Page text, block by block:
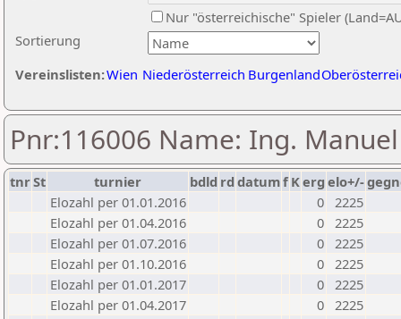
Sortierung
Nur "österreichische" Spieler
Vereinslisten:Wien Niederösterreich Burgenland
Pnr:116006 Name: Ing.
tnrSt turnier bdld rd datumf Kerg elo+/-
Elozahl per 01.01.2016
0 2225
Elozahl per 01.04.2016
0 2225
Elozahl per 01.07.2016
0 2225
Elozahl per 01.10.2016
0 2225
Elozahl per 01.01.2017
0 2225
Elozahl per 01.04.2017
0 2225